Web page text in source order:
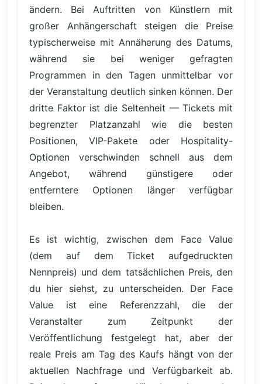
ändern. Bei Auftritten von Künstlern mit
großer Anhängerschaft steigen die Preise
typischerweise mit Annäherung des Datums,
während sie bei weniger gefragten
Programmen in den Tagen unmittelbar vor
der Veranstaltung deutlich sinken können. Der
dritte Faktor ist die Seltenheit — Tickets mit
begrenzter Platzanzahl wie die besten
Positionen, VIP-Pakete oder Hospitality-
Optionen verschwinden schnell aus dem
Angebot, während günstigere oder
entferntere Optionen länger verfügbar
bleiben.
Es ist wichtig, zwischen dem Face Value
(dem auf dem Ticket aufgedruckten
Nennpreis) und dem tatsächlichen Preis, den
du hier siehst, zu unterscheiden. Der Face
Value ist eine Referenzzahl, die der
Veranstalter zum Zeitpunkt der
Veröffentlichung festgelegt hat, aber der
reale Preis am Tag des Kaufs hängt von der
aktuellen Nachfrage und Verfügbarkeit ab.